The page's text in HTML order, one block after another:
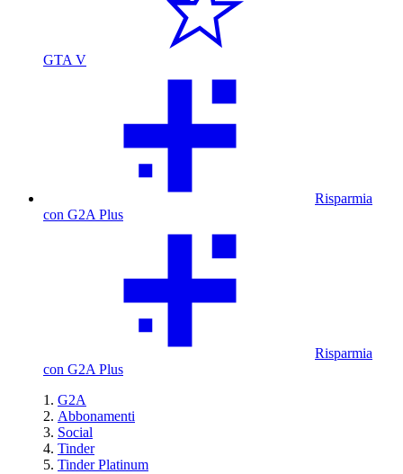
GTA V
Risparmia
con G2A Plus
Risparmia
con G2A Plus
G2A
Abbonamenti
Social
Tinder
Tinder Platinum